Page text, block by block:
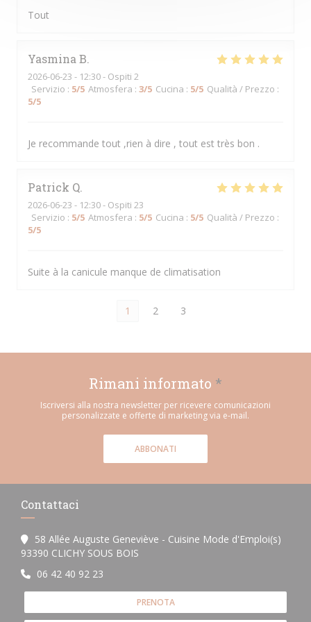
Tout
Yasmina B
2026-06-23 - 12:30 - Ospiti 2
Servizio : 5/5 Atmosfera : 3/5 Cucina : 5/5 Qualità / Prezzo :
5/5
Je recommande tout ,rien à dire , tout est très bon .
Patrick Q
2026-06-23 - 12:30 - Ospiti 23
Servizio : 5/5 Atmosfera : 5/5 Cucina : 5/5 Qualità / Prezzo :
5/5
Suite à la canicule manque de climatisation
1 2 3
Rimani informato *
Iscriversi alla nostra newsletter per ricevere comunicazioni
personalizzate e offerte di marketing via e-mail.
ABBONATI
Contattaci
58 Allée Auguste Geneviève - Cuisine Mode d'Emploi(s)
93390 CLICHY SOUS BOIS
06 42 40 92 23
PRENOTA